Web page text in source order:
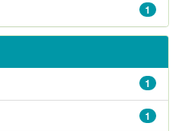
1
1
1